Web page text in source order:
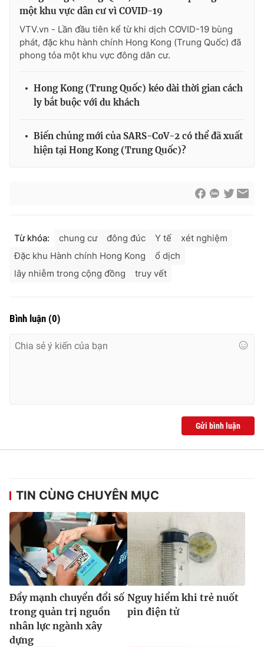
Ðiện thoại Thời báo VTV: 024.66 897 897
toasoan@vtv.vn
Liên hệ quảng cáo:024-7300.7108
một khu vực dân cư vì COVID-19
VTV.vn - Lần đầu tiên kể từ khi dịch COVID-19 bùng
phát, đặc khu hành chính Hong Kong (Trung Quốc) đã
phong tỏa một khu vực đông dân cư.
Hong Kong (Trung Quốc) kéo dài thời gian cách
ly bắt buộc với du khách
Biến chủng mới của SARS-CoV-2 có thể đã xuất
hiện tại Hong Kong (Trung Quốc)?
Từ khóa: chung cư đông đúc Y tế
xét nghiệm
Đặc khu Hành chính Hong Kong
ổ dịch
lây nhiễm trong cộng đồng
truy vết
Bình luận (0)
Gửi bình luận
TIN CÙNG CHUYÊN MỤC
Đẩy mạnh chuyển đổi số
trong quản trị nguồn
nhân lực ngành xây
dựng
Nguy hiểm khi trẻ nuốt
pin điện tử